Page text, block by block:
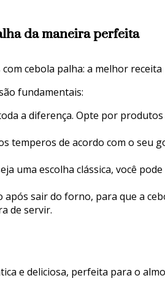
da maneira perfeita
fundamentais:
a diferença. Opte por
temperos de acordo com o seu
uma escolha clássica, você
sair do forno, para que a
de servir.
e deliciosa, perfeita para o